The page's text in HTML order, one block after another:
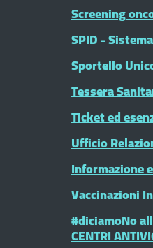
Screening
SPID -
Sportello
Tessera
Ticket ed
Ufficio
Informazione
Vaccinazioni
#diciamoNo
CENTRI